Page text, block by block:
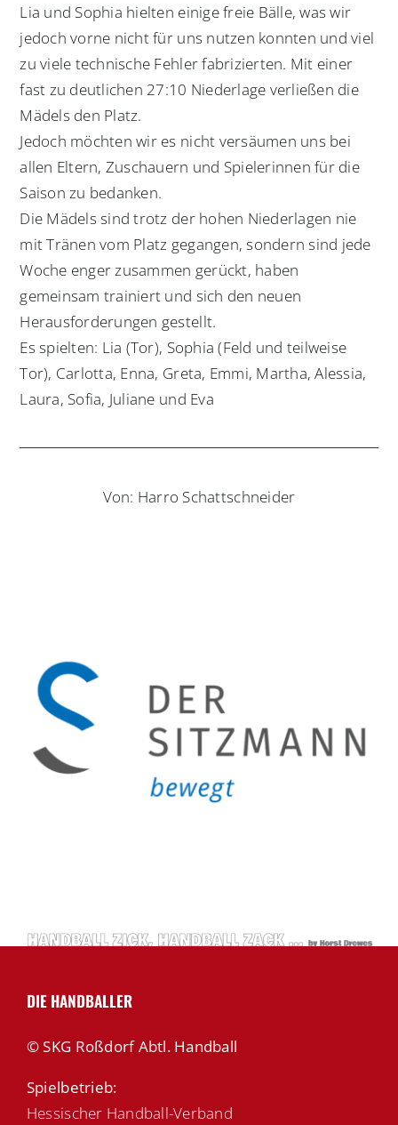
Lia und Sophia hielten einige freie Bälle, was wir
jedoch vorne nicht für uns nutzen konnten und viel
zu viele technische Fehler fabrizierten. Mit einer
fast zu deutlichen 27:10 Niederlage verließen die
Mädels den Platz.
Jedoch möchten wir es nicht versäumen uns bei
allen Eltern, Zuschauern und Spielerinnen für die
Saison zu bedanken.
Die Mädels sind trotz der hohen Niederlagen nie
mit Tränen vom Platz gegangen, sondern sind jede
Woche enger zusammen gerückt, haben
gemeinsam trainiert und sich den neuen
Herausforderungen gestellt.
Es spielten: Lia (Tor), Sophia (Feld und teilweise
Tor), Carlotta, Enna, Greta, Emmi, Martha, Alessia,
Laura, Sofia, Juliane und Eva
Von: Harro Schattschneider
DIE HANDBALLER
© SKG Roßdorf Abtl. Handball
Spielbetrieb:
Hessischer Handball-Verband